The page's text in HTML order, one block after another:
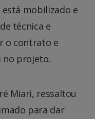
mobilizado e
técnica e
o contrato e
no projeto.
Miari, ressaltou
para dar